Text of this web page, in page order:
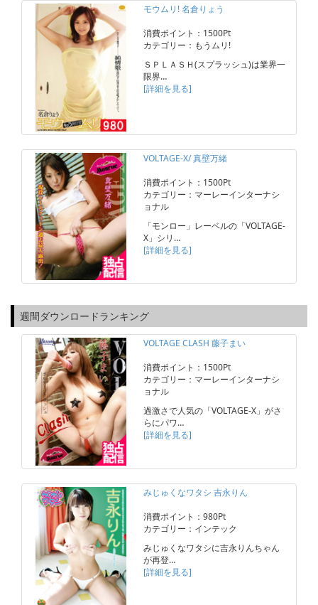
モウムリ! 名倉りょう
消費ポイント：1500Pt
カテゴリー：もうムリ!
ＳＰＬＡＳＨ(スプラッシュ)は業界一
限界…
[詳細を見る]
VOLTAGE-X/ 真壁万緒
消費ポイント：1500Pt
カテゴリー：マーレーインターナシ
ョナル
「モンロー」レーベルの「VOLTAGE-
X」シリ…
[詳細を見る]
週間ダウンロードランキング
VOLTAGE CLASH 藤子まい
消費ポイント：1500Pt
カテゴリー：マーレーインターナシ
ョナル
過激さで人気の「VOLTAGE-X」がさ
らにパワ…
[詳細を見る]
みじゅくなワタシ 吉永りん
消費ポイント：980Pt
カテゴリー：インテック
みじゅくなワタシに吉永りんちゃん
が再登…
[詳細を見る]